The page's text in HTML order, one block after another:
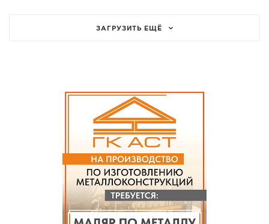
ЗАГРУЗИТЬ ЕЩЁ